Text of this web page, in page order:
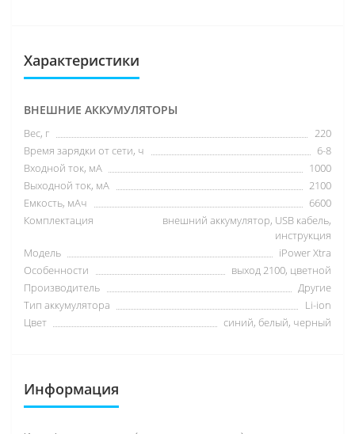
Характеристики
ВНЕШНИЕ АККУМУЛЯТОРЫ
Вес, г
220
Время зарядки от сети, ч
6-8
Входной ток, мА
1000
Выходной ток, мА
2100
Емкость, мАч
6600
Комплектация
внешний аккумулятор, USB кабель,
инструкция
Модель
iPower Xtra
Особенности
выход 2100, цветной
Производитель
Другие
Тип аккумулятора
Li-ion
Цвет
синий, белый, черный
Информация